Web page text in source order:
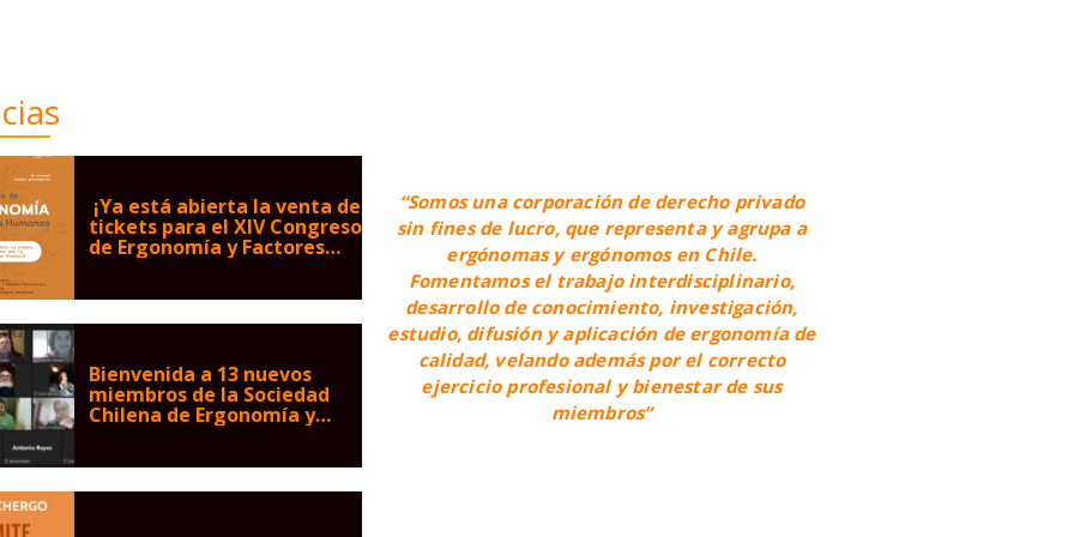
¡Ya está abierta la venta de
tickets para el XIV Congreso
de Ergonomía y Factores
Bienvenida a 13 nuevos
miembros de la Sociedad
Chilena de Ergonomía y
“Somos una corporación de derecho privado
sin fines de lucro, que representa y agrupa a
ergónomas y ergónomos en Chile.
Fomentamos el trabajo interdisciplinario,
desarrollo de conocimiento, investigación,
estudio, difusión y aplicación de ergonomía de
calidad, velando además por el correcto
ejercicio profesional y bienestar de sus
miembros”